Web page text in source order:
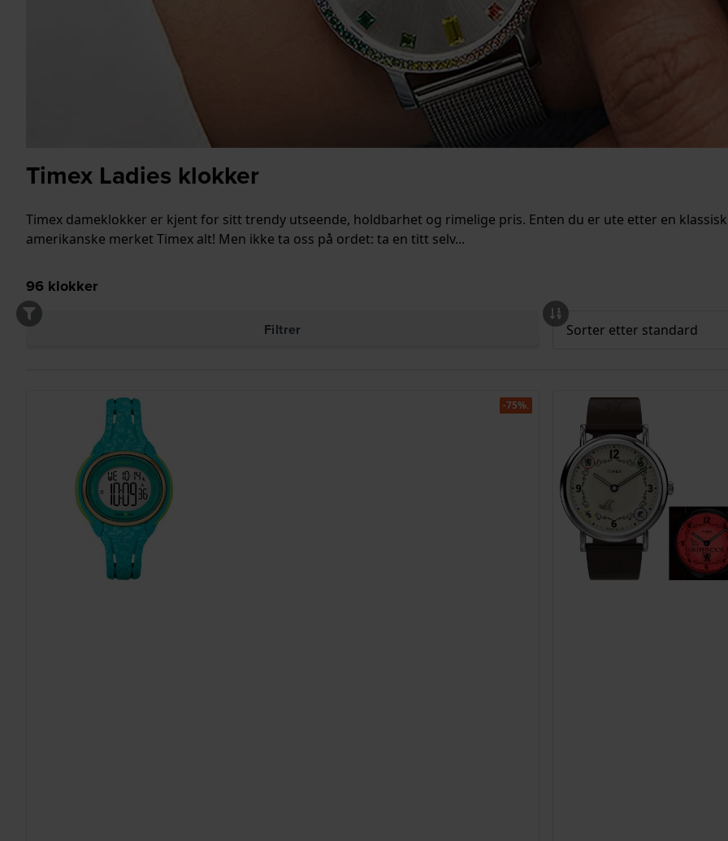
Timex Ladies klokker
Timex dameklokker er kjent for sitt trendy utseende, holdbarhet og rimelige pris. Enten du er ute etter en
amerikanske merket Timex alt! Men ikke ta oss på ordet: ta en titt selv...
96 klokker
Filtrer
-75%.